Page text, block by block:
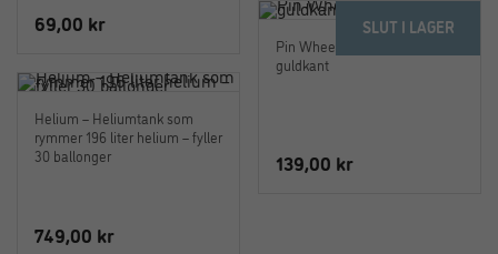
69,00 kr SLUT I LAGER
Pin Wheels – Pastell med
guldkant
139,00 kr
Helium – Heliumtank som
rymmer 196 liter helium – fyller
30 ballonger
749,00 kr